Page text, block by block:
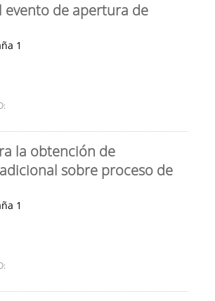
evento de apertura de
1
la obtención de
sobre proceso de
1